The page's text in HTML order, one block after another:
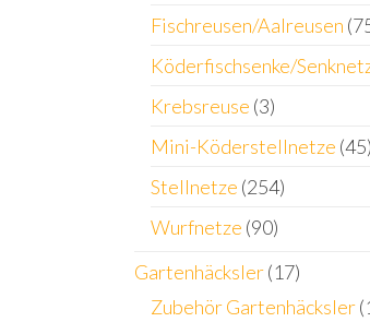
Fischreusen/Aalreusen
Köderfischsenke/
Krebsreuse (3)
Mini-Köderstellnetze (45)
Stellnetze (254)
Wurfnetze (90)
Gartenhäcksler (17)
Zubehör Gartenhäcksler